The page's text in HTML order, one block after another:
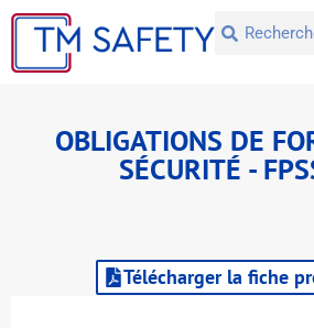
OBLIGATIONS DE
SÉCURITÉ -
Télécharger la fiche